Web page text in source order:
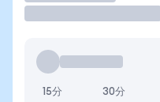
15分 30分